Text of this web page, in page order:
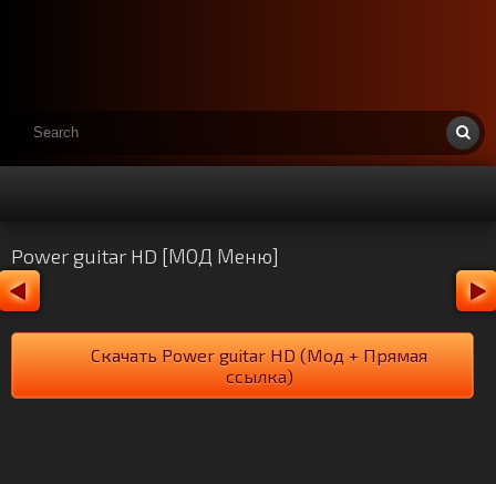
Power guitar HD [МОД Меню]
Скачать Power guitar HD (Мод + Прямая
ссылка)